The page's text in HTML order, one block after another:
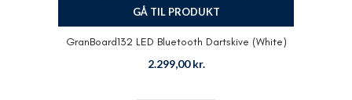
GÅ TIL PRODUKT
GranBoard132 LED Bluetooth Dartskive (White)
2.299,00kr.